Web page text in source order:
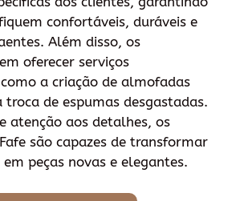
confortáveis, duráveis e
Além disso, os
oferecer serviços
a criação de almofadas
troca de espumas desgastadas.
atenção aos detalhes, os
são capazes de transformar
peças novas e elegantes.